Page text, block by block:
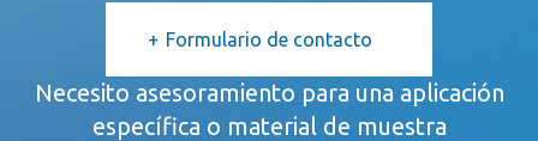
Formulario de contacto
Necesito asesoramiento para una aplicación
específica o material de muestra